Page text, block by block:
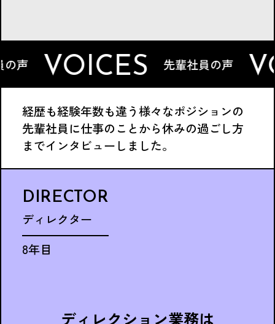
先輩社員の声
経歴も経験年数も違う様々なポジションの
先輩社員に仕事のことから休みの過ごし方
までインタビューしました。
DIRECTOR
ディレクター
8年目
ディレクション業務は